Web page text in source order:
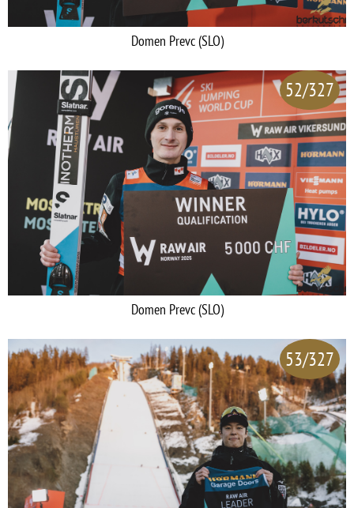
Domen Prevc (SLO)
52/327
Domen Prevc (SLO)
53/327